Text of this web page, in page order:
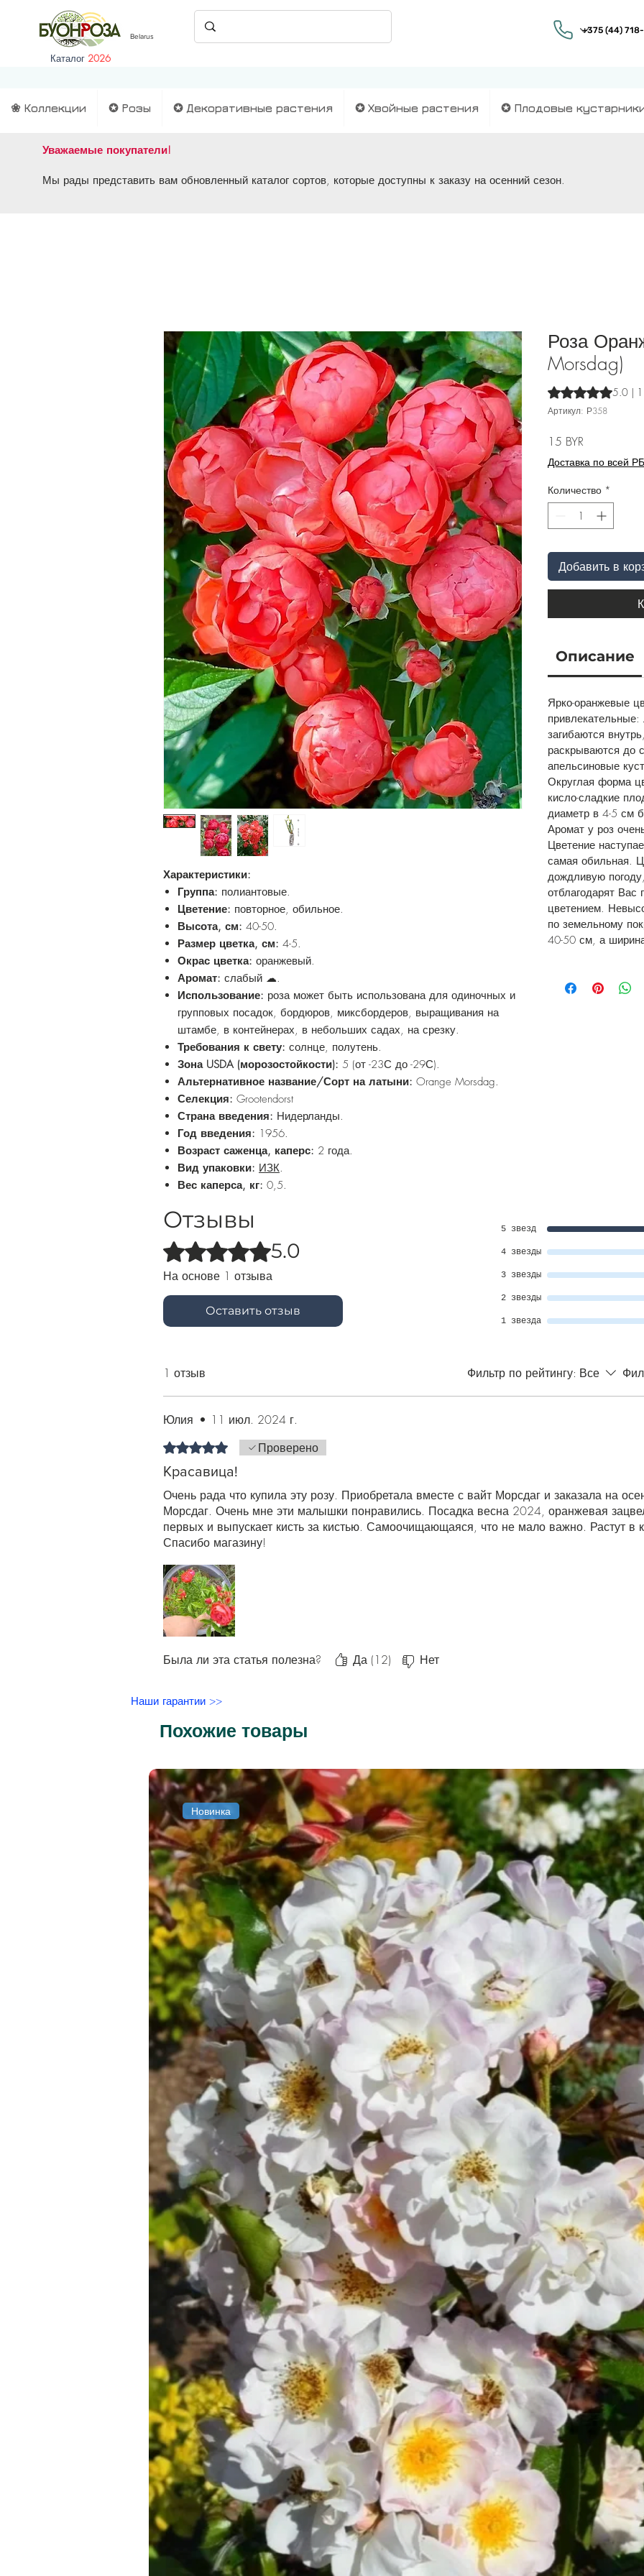
Belarus
Каталог 2026
❀ Коллекции ✪ Розы ✪ Декоративные растения ✪ Хвойные растения ✪ Плодовые
Уважаемые покупатели!
Мы рады представить вам обновленный каталог сортов, которые доступны к заказу на осенний сезон.
Характеристики:
Группа: полиантовые.
Цветение: повторное, обильное.
Высота, см: 40-50.
Размер цветка, см: 4-5.
Окрас цветка: оранжевый.
Аромат: слабый ☁.
Использование: роза может быть использована для одиночных и
групповых посадок, бордюров, миксбордеров, выращивания на
штамбе, в контейнерах, в небольших садах, на срезку.
Требования к свету: солнце, полутень.
Зона USDA (морозостойкости): 5 (от -23С до -29С).
Альтернативное название/Сорт на латыни: Orange Morsdag.
Селекция: Grootendorst
Страна введения: Нидерланды.
Год введения: 1956.
Возраст саженца, каперс: 2 года.
Вид упаковки: ИЗК.
Вес каперса, кг: 0,5.
Роза
Morsdag)
Оценка 5.0 из5.0 | 1
Артикул: Р358
15 BYR
Доставка по всей РБ
Количество *
Добавить в
Описание
Ярко-оранжевые
привлекательные:
загибаются
раскрываются до
апельсиновые
Округлая форма
кисло-сладкие
диаметр в 4-5 см
Аромат у роз
Цветение
самая обильная.
дождливую
отблагодарят
цветением.
по земельному
40-50 см, а
Отзывы
Оценка: 5 из 5 звезд.5.0
На основе 1 отзыва
Оставить отзыв
5 звезд
4 звезды
3 звезды
2 звезды
1 звезда
1 отзыв Фильтр по рейтингу: Все
Юлия • 11 июл. 2024 г.
Оценка: 5 из 5 звезд.Проверено
Красавица!
Очень рада что купила эту розу. Приобретала вместе с вайт Морсдаг и заказала на
Морсдаг. Очень мне эти малышки понравились. Посадка весна 2024, оранжевая
первых и выпускает кисть за кистью. Самоочищающаяся, что не мало важно. Растут в
Спасибо магазину!
Была ли эта статья полезна? Да (12) Нет
Наши гарантии >>
Похожие товары
Новинка